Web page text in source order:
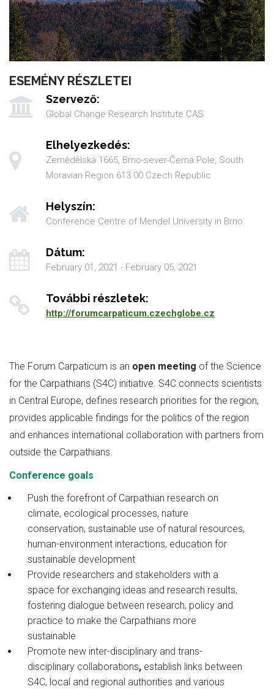
ESEMÉNY RÉSZLETEI
Szervező:
Global Change Research Institute CAS
Elhelyezkedés:
Zemědělská 1665, Brno-sever-Černá Pole, South
Moravian Region 613 00 Czech Republic
Helyszín:
Conference Centre of Mendel University in Brno
Dátum:
February 01, 2021 - February 05, 2021
További részletek:
http://forumcarpaticum.czechglobe.cz
The Forum Carpaticum is an open meeting of the Science
for the Carpathians (S4C) initiative. S4C connects scientists
in Central Europe, defines research priorities for the region,
provides applicable findings for the politics of the region
and enhances international collaboration with partners from
outside the Carpathians.
Conference goals
Push the forefront of Carpathian research on
climate, ecological processes, nature
conservation, sustainable use of natural resources,
human-environment interactions, education for
sustainable development
Provide researchers and stakeholders with a
space for exchanging ideas and research results,
fostering dialogue between research, policy and
practice to make the Carpathians more
sustainable
Promote new inter-disciplinary and trans-
disciplinary collaborations, establish links between
S4C, local and regional authorities and various